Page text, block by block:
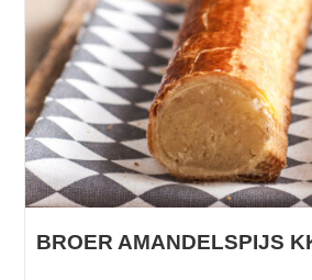
BROER AMANDELSPIJS